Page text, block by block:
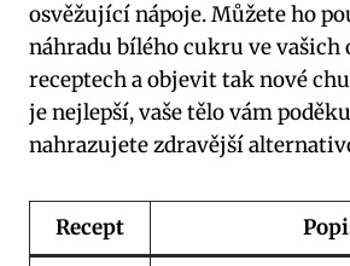
osvěžující nápoje. Můžete ho
náhradu bílého cukru ve vašich
receptech a objevit tak nové
je nejlepší, vaše tělo vám
nahrazujete zdravější
Recept